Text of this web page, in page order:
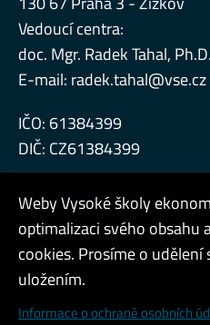
Vedoucí centra:
doc. Mgr. Radek Tahal, Ph.D.
E-mail: radek.tahal@vse.cz
IČO: 61384399
DIČ: CZ61384399
Admin
Cookies a ochrana osobních
Weby Vysoké školy
optimalizaci svého obsahu
cookies. Prosíme o udělení
uložením.
Informace o ochraně osobních